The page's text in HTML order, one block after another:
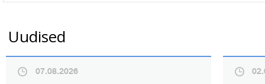
Uudised
07.08.2026